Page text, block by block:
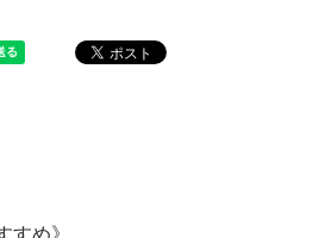
すめ》